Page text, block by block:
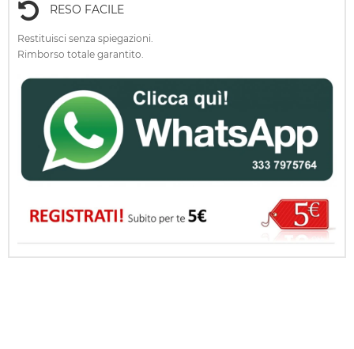
RESO FACILE
Restituisci senza spiegazioni.
Rimborso totale garantito.